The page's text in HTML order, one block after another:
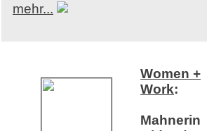
mehr...
Women +
Work:
Mahnerin